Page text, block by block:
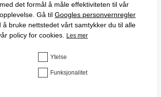
det formål å måle effektiviteten til vår
Gå til Googles personvernregler
å bruke nettstedet vårt samtykker du til alle
policy for cookies.
Les mer
Ytelse
Funksjonalitet